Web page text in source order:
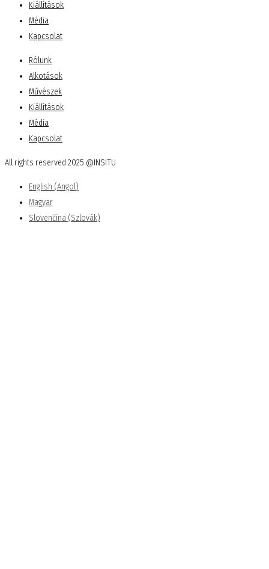
Kiállítások
Média
Kapcsolat
Rólunk
Alkotások
Művészek
Kiállítások
Média
Kapcsolat
All rights reserved 2025 @INSITU
English (Angol)
Magyar
Slovenčina (Szlovák)